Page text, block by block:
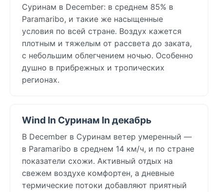
Суринам в December: в среднем 85% в
Paramaribo, и такие же насыщенные
условия по всей стране. Воздух кажется
плотным и тяжелым от рассвета до заката,
с небольшим облегчением ночью. Особенно
душно в прибрежных и тропических
регионах.
Wind In Суринам In декабрь
В December в Суринам ветер умеренный —
в Paramaribo в среднем 14 км/ч, и по стране
показатели схожи. Активный отдых на
свежем воздухе комфортен, а дневные
термические потоки добавляют приятный